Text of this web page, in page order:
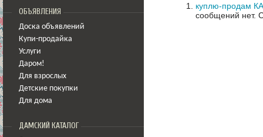
ОБЪЯВЛЕНИЯ
Доска объявлений
Купи-продайка
Услуги
Даром!
Для взрослых
Детские покупки
Для дома
ДАМСКИЙ КАТАЛОГ
куплю-продам
сообщений нет.